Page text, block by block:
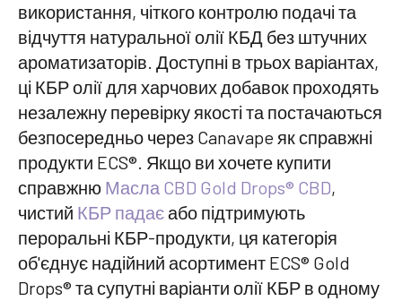
використання, чіткого контролю подачі та
відчуття натуральної олії КБД без штучних
ароматизаторів. Доступні в трьох варіантах,
ці КБР олії для харчових добавок проходять
незалежну перевірку якості та постачаються
безпосередньо через Canavape як справжні
продукти ECS®. Якщо ви хочете купити
справжню Масла CBD Gold Drops® CBD,
чистий КБР падаєабо підтримують
пероральні КБР-продукти, ця категорія
об'єднує надійний асортимент ECS® Gold
Drops® та супутні варіанти олії КБР в одному